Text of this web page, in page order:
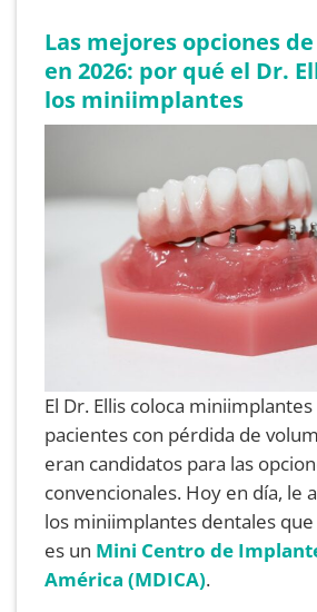
Las mejores opciones
en 2026: por qué el Dr.
los miniimplantes
El Dr. Ellis coloca
pacientes con pérdida de
eran candidatos para las
convencionales. Hoy en día, le
los miniimplantes dentales
es un Mini Centro de
América (MDICA).